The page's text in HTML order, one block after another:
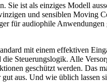
ist als einziges Modell
und sensiblen Moving
für audiophile Anwendungen
mit einem effektiven
Steuerungslogik. Alle
geschützt werden. Das
aus. Und wie üblich lassen